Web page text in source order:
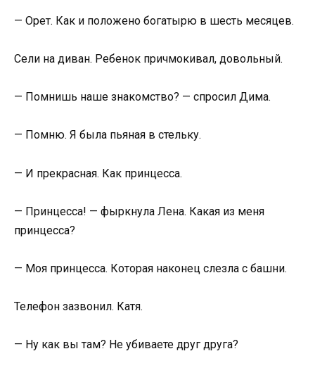
— Орет. Как и положено богатырю в шесть месяцев.
Сели на диван. Ребенок причмокивал, довольный.
— Помнишь наше знакомство? — спросил Дима.
— Помню. Я была пьяная в стельку.
— И прекрасная. Как принцесса.
— Принцесса! — фыркнула Лена. Какая из меня
принцесса?
— Моя принцесса. Которая наконец слезла с башни.
Телефон зазвонил. Катя.
— Ну как вы там? Не убиваете друг друга?